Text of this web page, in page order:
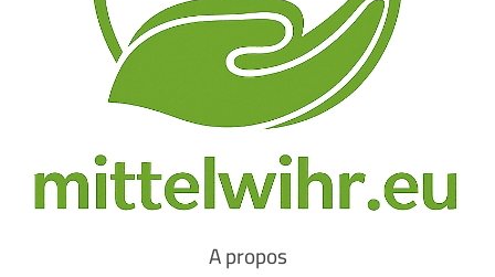
A propos